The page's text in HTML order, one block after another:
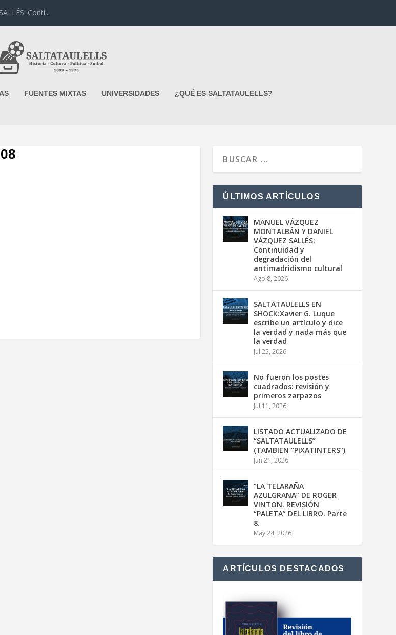
Conti...
FUENTES MIXTAS UNIVERSIDADES ¿QUÉ ES SALTATAULELLS?
ÚLTIMOS ARTÍCULOS
MANUEL VÁZQUEZ
MONTALBÁN Y DANIEL
VÁZQUEZ SALLÉS:
Continuidad y
degradación del
antimadridismo cultural
Ago 8, 2026
SALTATAULELLS EN
SHOCK:Xavier G. Luque
escribe un artículo y dice
la verdad y nada más que
la verdad
Jul 25, 2026
No fueron los postes
cuadrados: revisión y
primeros zarpazos
Jul 11, 2026
LISTADO ACTUALIZADO DE
“SALTATAULELLS”
(TAMBIEN “PIXATINTERS”)
Jun 21, 2026
“LA TELARAÑA
AZULGRANA” DE ROGER
VINTON. REVISIÓN
“PALETA” DEL LIBRO. Parte
8.
May 24, 2026
ARTÍCULOS DESTACADOS